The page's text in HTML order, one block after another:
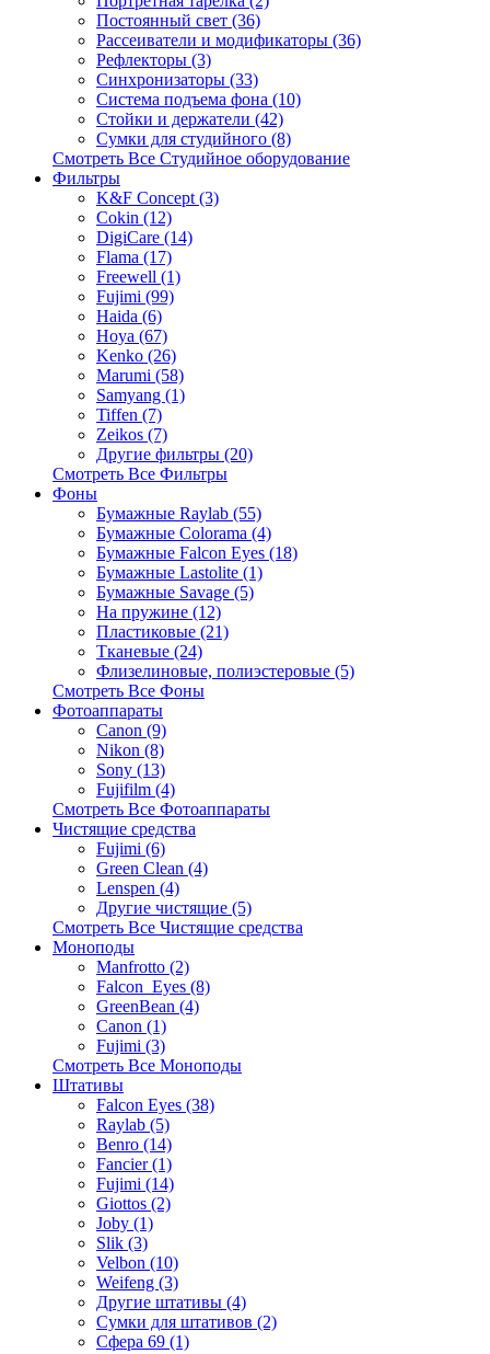
Постоянный свет (36)
Рассеиватели и модификаторы (36)
Рефлекторы (3)
Синхронизаторы (33)
Система подъема фона (10)
Стойки и держатели (42)
Сумки для студийного (8)
Смотреть Все Студийное оборудование
Фильтры
K&F Concept (3)
Cokin (12)
DigiCare (14)
Flama (17)
Freewell (1)
Fujimi (99)
Haida (6)
Hoya (67)
Kenko (26)
Marumi (58)
Samyang (1)
Tiffen (7)
Zeikos (7)
Другие фильтры (20)
Смотреть Все Фильтры
Фоны
Бумажные Raylab (55)
Бумажные Colorama (4)
Бумажные Falcon Eyes (18)
Бумажные Lastolite (1)
Бумажные Savage (5)
На пружине (12)
Пластиковые (21)
Тканевые (24)
Флизелиновые, полиэстеровые (5)
Смотреть Все Фоны
Фотоаппараты
Canon (9)
Nikon (8)
Sony (13)
Fujifilm (4)
Смотреть Все Фотоаппараты
Чистящие средства
Fujimi (6)
Green Clean (4)
Lenspen (4)
Другие чистящие (5)
Смотреть Все Чистящие средства
Моноподы
Manfrotto (2)
Falcon_Eyes (8)
GreenBean (4)
Canon (1)
Fujimi (3)
Смотреть Все Моноподы
Штативы
Falcon Eyes (38)
Raylab (5)
Benro (14)
Fancier (1)
Fujimi (14)
Giottos (2)
Joby (1)
Slik (3)
Velbon (10)
Weifeng (3)
Другие штативы (4)
Сумки для штативов (2)
Сфера 69 (1)